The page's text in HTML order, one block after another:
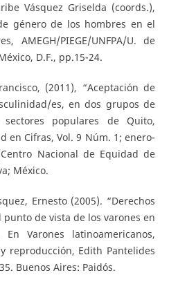
Vásquez Griselda (coords.),
género de los hombres en el
AMEGH/PIEGE/UNFPA/U. de
D.F., pp.15-24.
(2011), “Aceptación de
es, en dos grupos de
sectores populares de Quito,
en Cifras, Vol. 9 Núm. 1; enero-
Nacional de Equidad de
México.
Ernesto (2005). “Derechos
de vista de los varones en
Varones latinoamericanos,
reproducción, Edith Pantelides
Buenos Aires: Paidós.